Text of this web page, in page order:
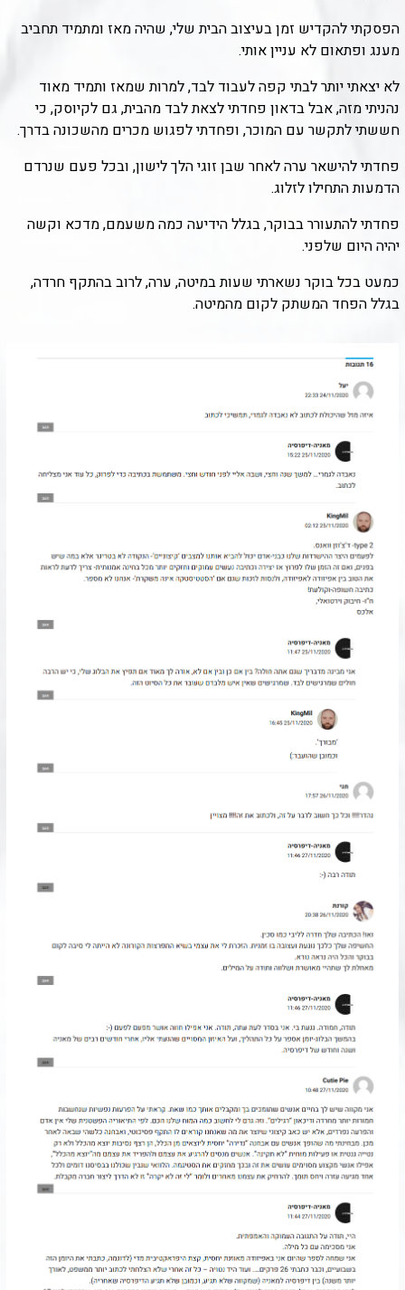
הפסקתי להקדיש זמן בעיצוב הבית שלי, שהיה מאז ומתמיד תחביב
מענג ופתאום לא עניין אותי.
לא יצאתי יותר לבתי קפה לעבוד לבד, למרות שמאז ותמיד מאוד
נהניתי מזה, אבל בדאון פחדתי לצאת לבד מהבית, גם לקיוסק, כי
חששתי לתקשר עם המוכר, ופחדתי לפגוש מכרים מהשכונה בדרך.
פחדתי להישאר ערה לאחר שבן זוגי הלך לישון, ובכל פעם שנרדם
הדמעות התחילו לזלוג.
פחדתי להתעורר בבוקר, בגלל הידיעה כמה משעמם, מדכא וקשה
יהיה היום שלפני.
כמעט בכל בוקר נשארתי שעות במיטה, ערה, לרוב בהתקף חרדה,
בגלל הפחד המשתק לקום מהמיטה.